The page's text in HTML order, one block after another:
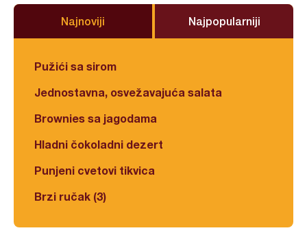
Najnoviji Najpopularniji
Pužići sa sirom
Jednostavna, osvežavajuća salata
Brownies sa jagodama
Hladni čokoladni dezert
Punjeni cvetovi tikvica
Brzi ručak (3)